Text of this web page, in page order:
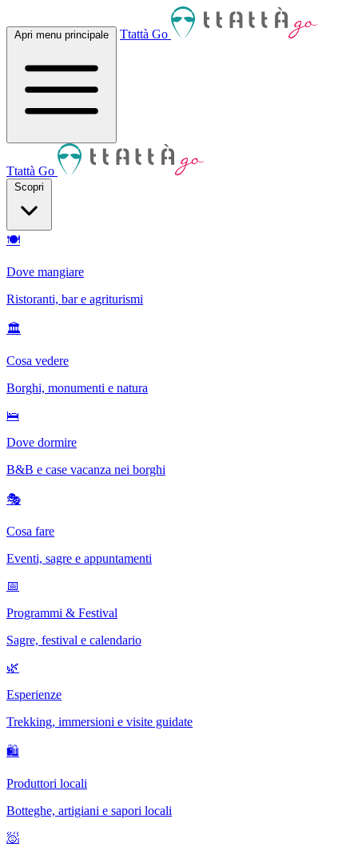
Apri menu principale Ttattà Go
Ttattà Go
Scopri
🍽
Dove mangiare
Ristoranti, bar e agriturismi
🏛
Cosa vedere
Borghi, monumenti e natura
🛌
Dove dormire
B&B e case vacanza nei borghi
🎭
Cosa fare
Eventi, sagre e appuntamenti
📅
Programmi & Festival
Sagre, festival e calendario
🌿
Esperienze
Trekking, immersioni e visite guidate
🛍
Produttori locali
Botteghe, artigiani e sapori locali
🧖